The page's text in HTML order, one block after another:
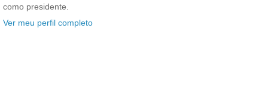
como presidente.
Ver meu perfil completo